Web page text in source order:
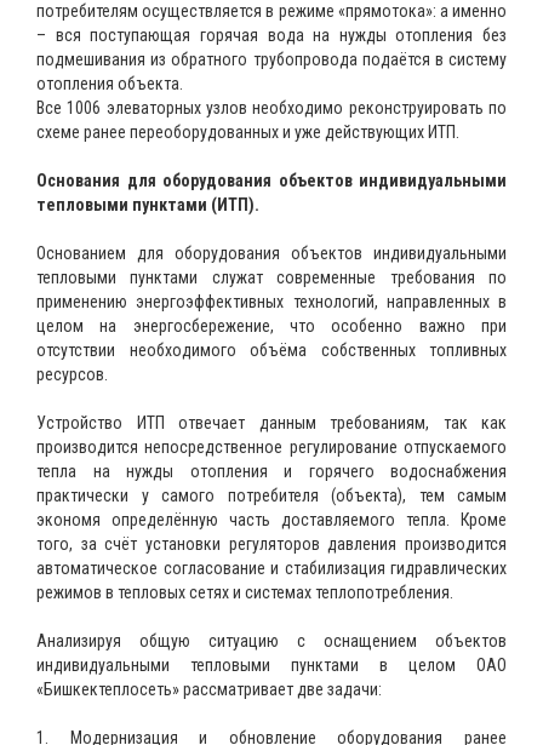
потребителям осуществляется в режиме «прямотока»: а именно
– вся поступающая горячая вода на нужды отопления без
подмешивания из обратного трубопровода подаётся в систему
отопления объекта.
Все 1006 элеваторных узлов необходимо реконструировать по
схеме ранее переоборудованных и уже действующих ИТП.
Основания для оборудования объектов индивидуальными
тепловыми пунктами (ИТП).
Основанием для оборудования объектов индивидуальными
тепловыми пунктами служат современные требования по
применению энергоэффективных технологий, направленных в
целом на энергосбережение, что особенно важно при
отсутствии необходимого объёма собственных топливных
ресурсов.
Устройство ИТП отвечает данным требованиям, так как
производится непосредственное регулирование отпускаемого
тепла на нужды отопления и горячего водоснабжения
практически у самого потребителя (объекта), тем самым
экономя определённую часть доставляемого тепла. Кроме
того, за счёт установки регуляторов давления производится
автоматическое согласование и стабилизация гидравлических
режимов в тепловых сетях и системах теплопотребления.
Анализируя общую ситуацию с оснащением объектов
индивидуальными тепловыми пунктами в целом ОАО
«Бишкектеплосеть» рассматривает две задачи:
1. Модернизация и обновление оборудования ранее